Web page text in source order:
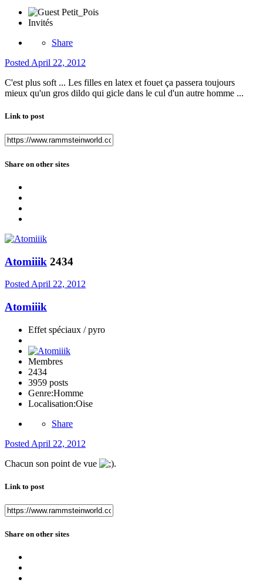
Invités
Share
Posted April 22, 2012
C'est plus soft ... Les filles en latex et fouet ça passera toujours
mieux qu'un gros dildo qui gicle dans le cul d'un autre homme ...
Link to post
Share on other sites
Atomiiik 2434
Posted April 22, 2012
Atomiiik
Effet spéciaux / pyro
Membres
2434
3959 posts
Genre:Homme
Localisation:Oise
Share
Posted April 22, 2012
Chacun son point de vue
.
Link to post
Share on other sites